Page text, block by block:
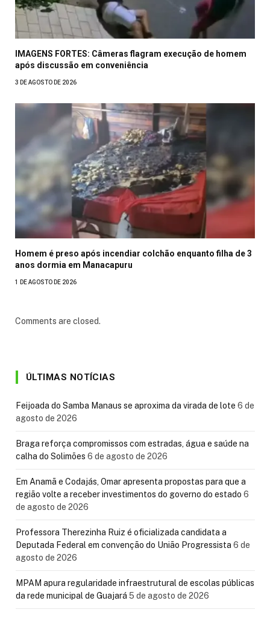
IMAGENS FORTES: Câmeras flagram execução de homem
após discussão em conveniência
3 DE AGOSTO DE 2026
Homem é preso após incendiar colchão enquanto filha de 3
anos dormia em Manacapuru
1 DE AGOSTO DE 2026
Comments are closed.
ÚLTIMAS NOTÍCIAS
Feijoada do Samba Manaus se aproxima da virada de lote 6 de
agosto de 2026
Braga reforça compromissos com estradas, água e saúde na
calha do Solimões 6 de agosto de 2026
Em Anamã e Codajás, Omar apresenta propostas para que a
região volte a receber investimentos do governo do estado 6
de agosto de 2026
Professora Therezinha Ruiz é oficializada candidata a
Deputada Federal em convenção do União Progressista 6 de
agosto de 2026
MPAM apura regularidade infraestrutural de escolas públicas
da rede municipal de Guajará 5 de agosto de 2026